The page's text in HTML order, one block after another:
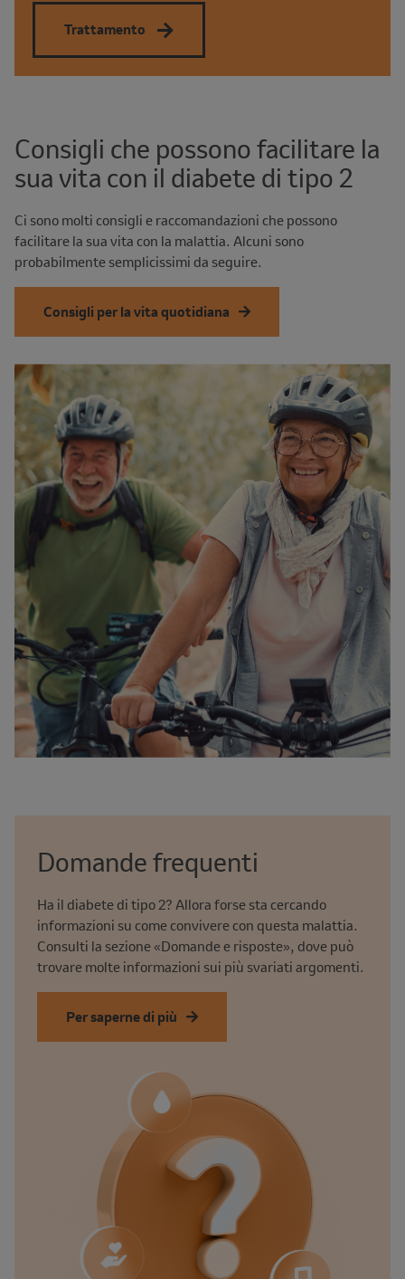
Trattamento
Consigli che possono facilitare la
sua vita con il diabete di tipo 2
Ci sono molti consigli e raccomandazioni che possono
facilitare la sua vita con la malattia. Alcuni sono
probabilmente semplicissimi da seguire.
Consigli per la vita quotidiana
Domande frequenti
Ha il diabete di tipo 2? Allora forse sta cercando
informazioni su come convivere con questa malattia.
Consulti la sezione «Domande e risposte», dove può
trovare molte informazioni sui più svariati argomenti.
Per saperne di più